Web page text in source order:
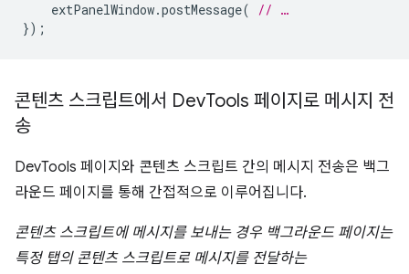
extPanelWindow.postMessage(
// …
});
콘텐츠 스크립트에서 DevTools 페이지로 메시지 전
송
DevTools 페이지와 콘텐츠 스크립트 간의 메시지 전송은 백그
라운드 페이지를 통해 간접적으로 이루어집니다.
콘텐츠 스크립트에 메시지를 보내는 경우 백그라운드 페이지는
특정 탭의 콘텐츠 스크립트로 메시지를 전달하는